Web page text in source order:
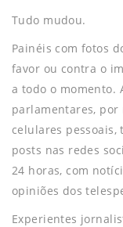
Tudo mudou.
Painéis com fotos
favor ou contra o
a todo o momento.
parlamentares, por
celulares pessoais,
posts nas redes
24 horas, com
opiniões dos
Experientes